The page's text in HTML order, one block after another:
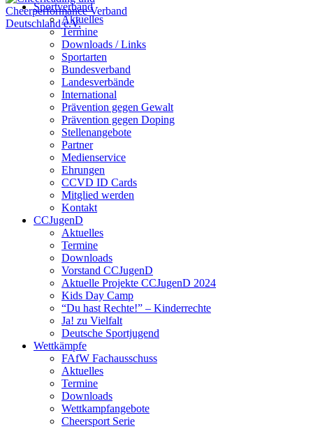
Sportverband
Aktuelles
Termine
Downloads / Links
Sportarten
Bundesverband
Landesverbände
International
Prävention gegen Gewalt
Prävention gegen Doping
Stellenangebote
Partner
Medienservice
Ehrungen
CCVD ID Cards
Mitglied werden
Kontakt
CCJugenD
Aktuelles
Termine
Downloads
Vorstand CCJugenD
Aktuelle Projekte CCJugenD 2024
Kids Day Camp
“Du hast Rechte!” – Kinderrechte
Ja! zu Vielfalt
Deutsche Sportjugend
Wettkämpfe
FAfW Fachausschuss
Aktuelles
Termine
Downloads
Wettkampfangebote
Cheersport Serie